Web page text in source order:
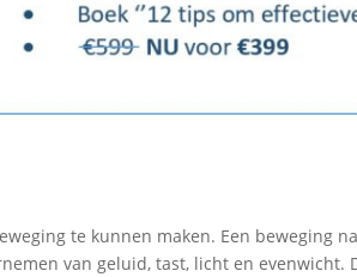
te kunnen maken. Een beweging
van geluid, tast, licht en evenwicht.